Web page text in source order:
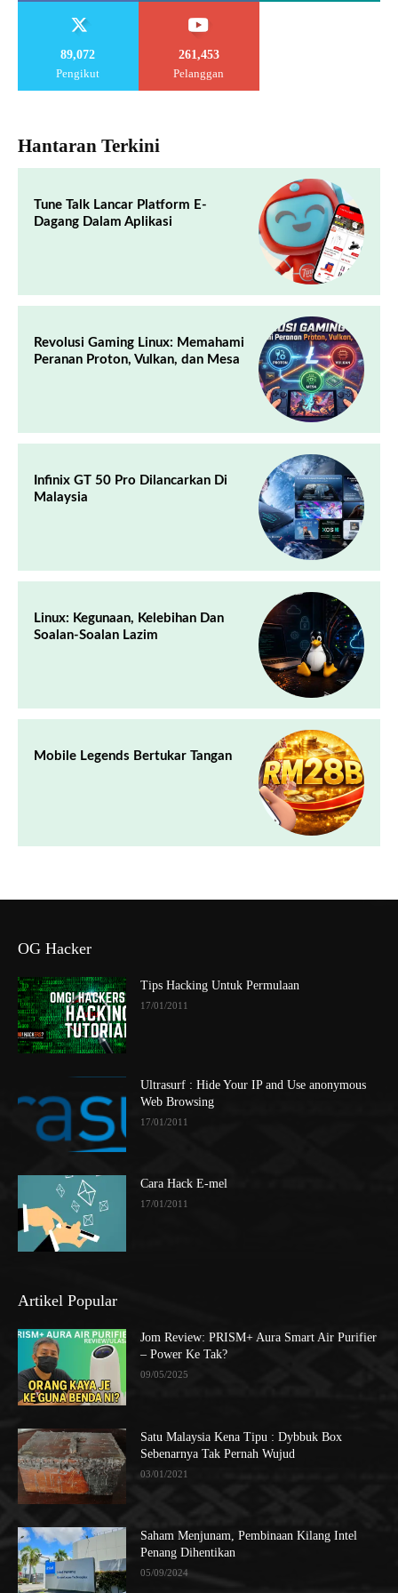
89,072
Pengikut
261,453
Pelanggan
Hantaran Terkini
Tune Talk Lancar Platform E-
Dagang Dalam Aplikasi
Revolusi Gaming Linux: Memahami
Peranan Proton, Vulkan, dan Mesa
Infinix GT 50 Pro Dilancarkan Di
Malaysia
Linux: Kegunaan, Kelebihan Dan
Soalan-Soalan Lazim
Mobile Legends Bertukar Tangan
OG Hacker
Tips Hacking Untuk Permulaan
17/01/2011
Ultrasurf : Hide Your IP and Use anonymous
Web Browsing
17/01/2011
Cara Hack E-mel
17/01/2011
Artikel Popular
Jom Review: PRISM+ Aura Smart Air Purifier
– Power Ke Tak?
09/05/2025
Satu Malaysia Kena Tipu : Dybbuk Box
Sebenarnya Tak Pernah Wujud
03/01/2021
Saham Menjunam, Pembinaan Kilang Intel
Penang Dihentikan
05/09/2024